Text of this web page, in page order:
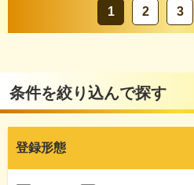
1 2 3
条件を絞り込んで探す
登録形態